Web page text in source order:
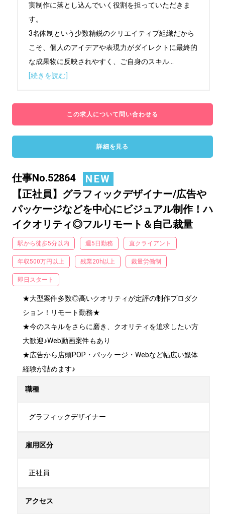
実制作に落とし込んでいく役割を担っていただきま
す。
3名体制という少数精鋭のクリエイティブ組織だから
こそ、個人のアイデアや表現力がダイレクトに最終的
な成果物に反映されやすく、ご自身のスキル
[続きを読む]
この求人について問い合わせる
詳細を見る
仕事No.52864
NEW
【正社員】グラフィックデザイナー/広告や
パッケージなどを中心にビジュアル制作！ハ
イクオリティ◎フルリモート＆自己裁量
駅から徒歩5分以内 週5日勤務 直クライアント
年収500万円以上 残業20h以上 裁量労働制
即日スタート
★大型案件多数◎高いクオリティが定評の制作プロダク
ション！リモート勤務★
★今のスキルをさらに磨き、クオリティを追求したい方
大歓迎♪Web動画案件もあり
★広告から店頭POP・パッケージ・Webなど幅広い媒体
経験が詰めます♪
職種
グラフィックデザイナー
雇用区分
正社員
アクセス